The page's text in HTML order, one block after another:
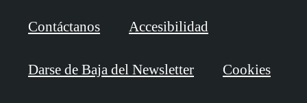
Contáctanos Accesibilidad
Darse de Baja del Newsletter Cookies